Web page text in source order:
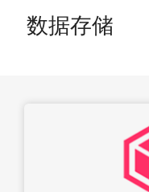
数据存储